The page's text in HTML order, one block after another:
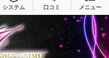
システム 口コミ メニュー